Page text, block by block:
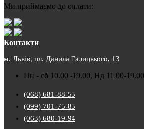
Ми приймаємо до оплати:
Контакти
м. Львів, пл. Данила Галицького, 13
Пн - сб 10.00 -19.00, Нд 11.00-19.00
(068) 681-88-55
(099) 701-75-85
(063) 680-19-94